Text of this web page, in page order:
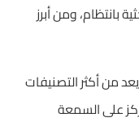
بانتظام، ومن أبرز
يعد من أكثر التصنيفات
على السمعة